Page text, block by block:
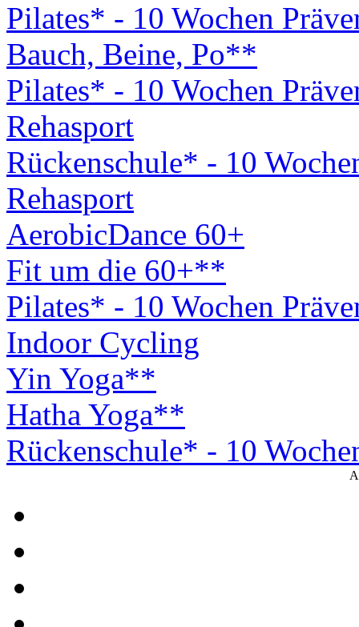
Pilates* - 10 Wochen
Bauch, Beine, Po**
Pilates* - 10 Wochen
Rehasport
Rückenschule* - 10
Rehasport
AerobicDance 60+
Fit um die 60+**
Pilates* - 10 Wochen
Indoor Cycling
Yin Yoga**
Hatha Yoga**
Rückenschule* - 10